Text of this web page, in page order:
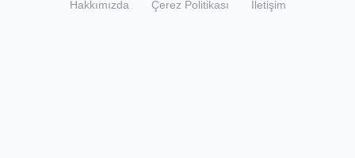
Hakkımızda
Çerez Politikası İletişim